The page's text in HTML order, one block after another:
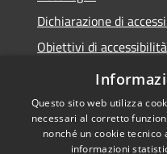
Dichiarazione di
Obiettivi di accessibilità
Whistleblowing
Questo sito web utilizza
necessari al corretto
nonché un cookie
informazioni